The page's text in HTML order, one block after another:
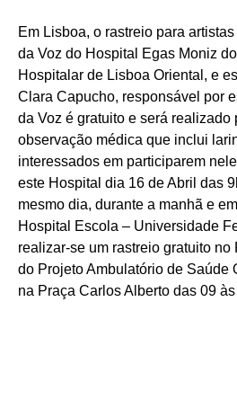
Em Lisboa, o rastreio para
da Voz do Hospital Egas Moniz
Hospitalar de Lisboa Oriental, e
Clara Capucho, responsável por
da Voz é gratuito e será realizado
observação médica que inclui
interessados em participarem
este Hospital dia 16 de Abril das
mesmo dia, durante a manhã e
Hospital Escola – Universidade
realizar-se um rastreio gratuito no
do Projeto Ambulatório de Saúde
na Praça Carlos Alberto das 09